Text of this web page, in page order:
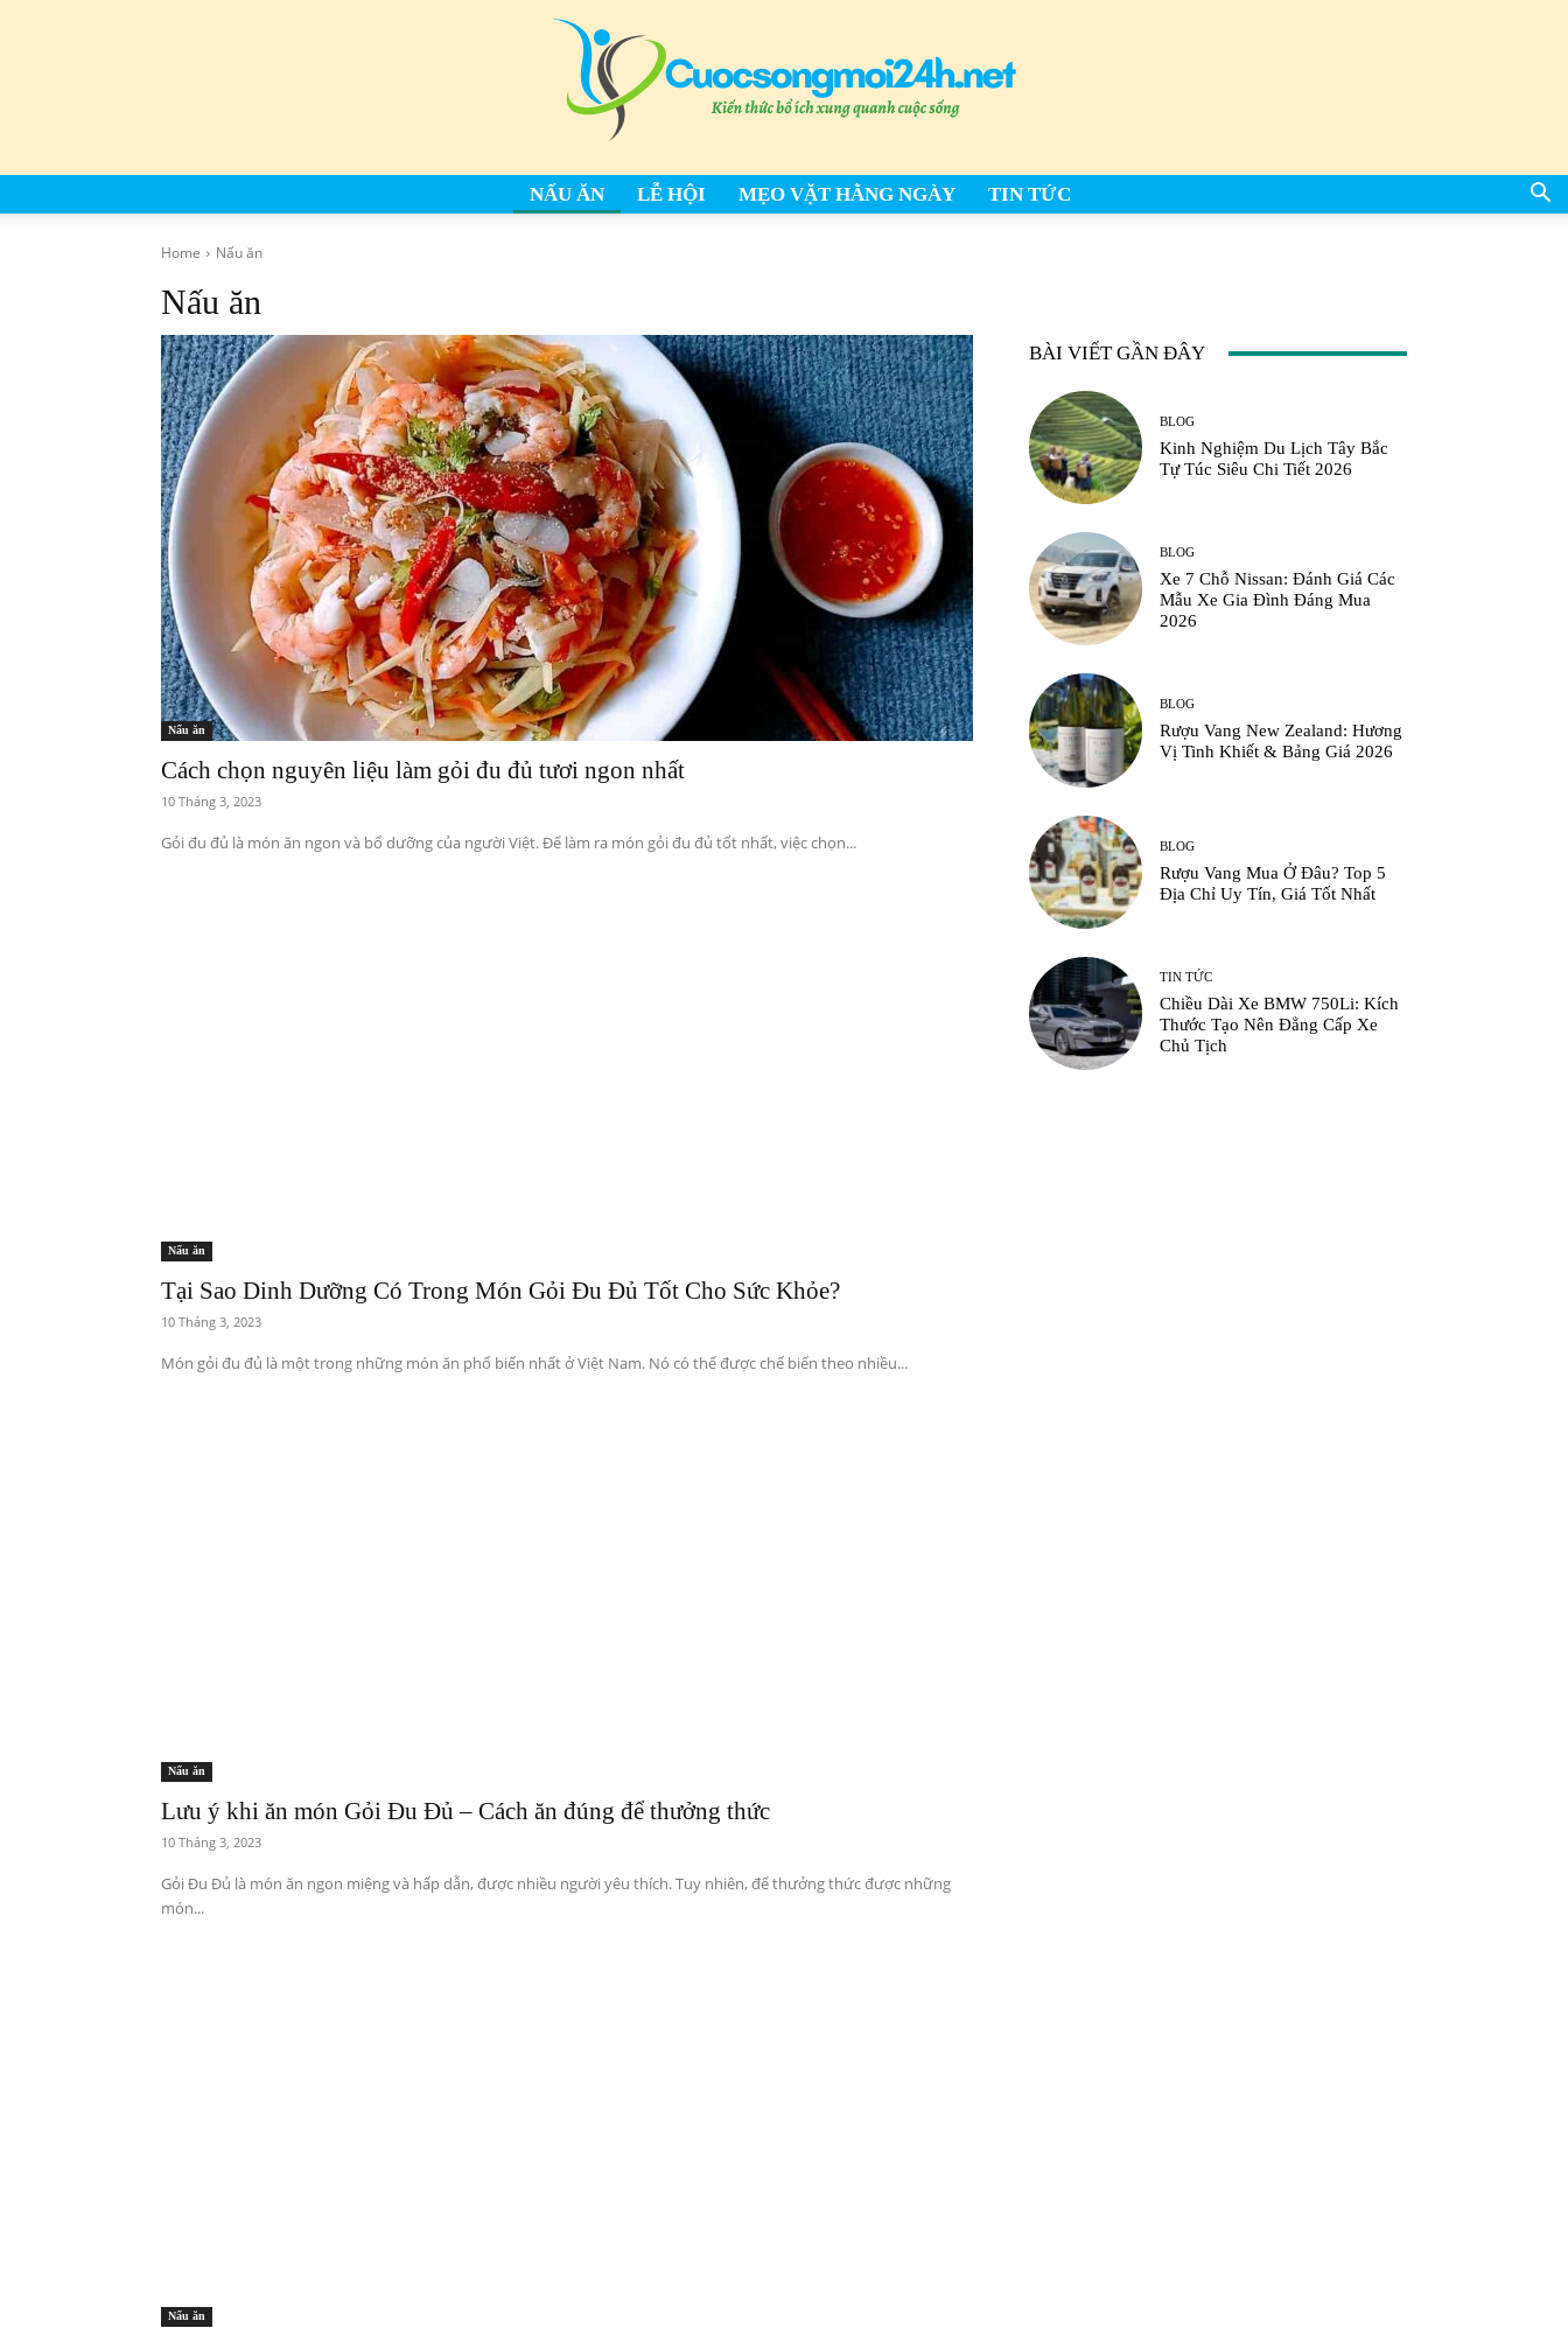
–
Kiến
thức
bổ
NẤU ĂN LỄ HỘI MẸO VẶT HẰNG NGÀY TIN TỨC
Home Nấu ăn
Nấu ăn
Nấu ăn
Cách chọn nguyên liệu làm gỏi đu đủ tươi ngon nhất
10 Tháng 3, 2023
Gỏi đu đủ là món ăn ngon và bổ dưỡng của người Việt. Để làm ra món gỏi đu đủ tốt nhất, việc chọn...
Nấu ăn
Tại Sao Dinh Dưỡng Có Trong Món Gỏi Đu Đủ Tốt Cho Sức Khỏe?
10 Tháng 3, 2023
Món gỏi đu đủ là một trong những món ăn phổ biến nhất ở Việt Nam. Nó có thể được chế biến theo nhiều...
Nấu ăn
Lưu ý khi ăn món Gỏi Đu Đủ – Cách ăn đúng để thưởng thức
10 Tháng 3, 2023
Gỏi Đu Đủ là món ăn ngon miệng và hấp dẫn, được nhiều người yêu thích. Tuy nhiên, để thưởng thức được những
món...
Nấu ăn
BÀI VIẾT GẦN ĐÂY
BLOG
Kinh Nghiệm Du Lịch Tây Bắc
Tự Túc Siêu Chi Tiết 2026
BLOG
Xe 7 Chỗ Nissan: Đánh Giá Các
Mẫu Xe Gia Đình Đáng Mua
2026
BLOG
Rượu Vang New Zealand: Hương
Vị Tinh Khiết & Bảng Giá 2026
BLOG
Rượu Vang Mua Ở Đâu? Top 5
Địa Chỉ Uy Tín, Giá Tốt Nhất
TIN TỨC
Chiều Dài Xe BMW 750Li: Kích
Thước Tạo Nên Đẳng Cấp Xe
Chủ Tịch